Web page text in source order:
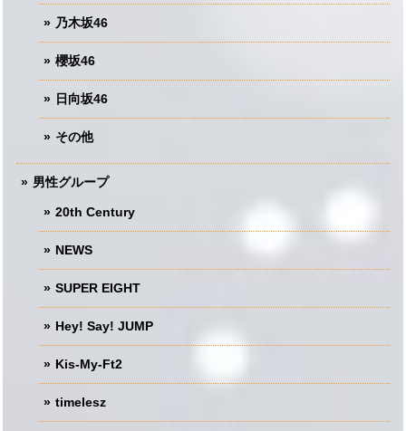
乃木坂46
櫻坂46
日向坂46
その他
男性グループ
20th Century
NEWS
SUPER EIGHT
Hey! Say! JUMP
Kis-My-Ft2
timelesz